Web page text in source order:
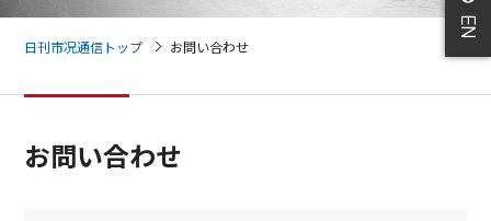
日刊市况通信トップ お問い合わせ
お問い合わせ